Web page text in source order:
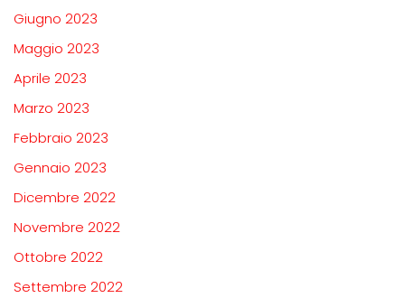
Giugno 2023
Maggio 2023
Aprile 2023
Marzo 2023
Febbraio 2023
Gennaio 2023
Dicembre 2022
Novembre 2022
Ottobre 2022
Settembre 2022